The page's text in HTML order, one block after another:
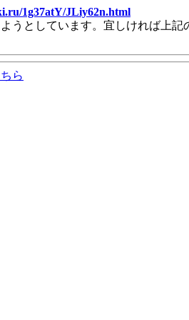
1g37atY/JLiy62n.html
うとしています。宜しければ上
ら